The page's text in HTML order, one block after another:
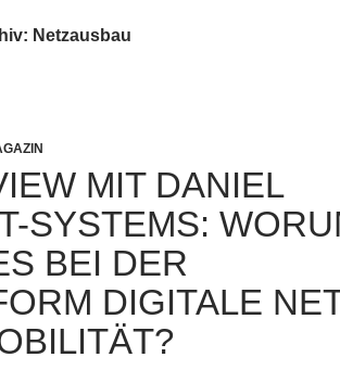
Netzausbau
MIT DANIEL
SYSTEMS:
BEI DER
DIGITALE